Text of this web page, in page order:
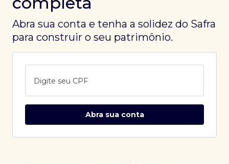
Abra sua conta e tenha a solidez do Safra
para construir o seu patrimônio.
Digite seu CPF
Abra sua conta